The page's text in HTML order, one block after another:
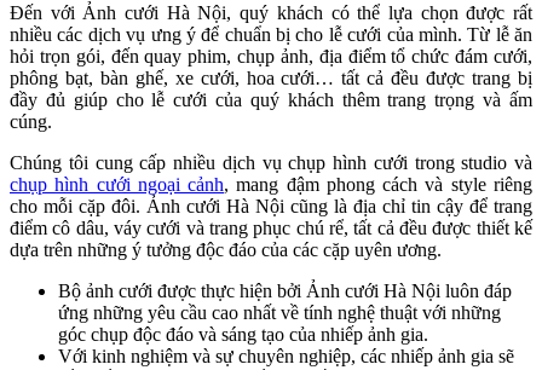
Đến với Ảnh cưới Hà Nội, quý khách có thể lựa chọn được rất
nhiều các dịch vụ ưng ý để chuẩn bị cho lễ cưới của mình. Từ lễ ăn
hỏi trọn gói, đến quay phim, chụp ảnh, địa điểm tổ chức đám cưới,
phông bạt, bàn ghế, xe cưới, hoa cưới… tất cả đều được trang bị
đầy đủ giúp cho lễ cưới của quý khách thêm trang trọng và ấm
cúng.
Chúng tôi cung cấp nhiều dịch vụ chụp hình cưới trong studio và
chụp hình cưới ngoại cảnh, mang đậm phong cách và style riêng
cho mỗi cặp đôi. Ảnh cưới Hà Nội cũng là địa chỉ tin cậy để trang
điểm cô dâu, váy cưới và trang phục chú rể, tất cả đều được thiết kế
dựa trên những ý tưởng độc đáo của các cặp uyên ương.
Bộ ảnh cưới được thực hiện bởi Ảnh cưới Hà Nội luôn đáp
ứng những yêu cầu cao nhất về tính nghệ thuật với những
góc chụp độc đáo và sáng tạo của nhiếp ảnh gia.
Với kinh nghiệm và sự chuyên nghiệp, các nhiếp ảnh gia sẽ